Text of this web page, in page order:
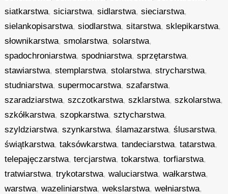
siatkarstwa,siciarstwa,sidlarstwa,sieciarstwa,
sielankopisarstwa,siodlarstwa,sitarstwa,sklepikarstwa,
słownikarstwa,smolarstwa,solarstwa,
spadochroniarstwa,spodniarstwa,sprzętarstwa,
stawiarstwa,stemplarstwa,stolarstwa,strycharstwa,
studniarstwa,supermocarstwa,szafarstwa,
szaradziarstwa,szczotkarstwa,szklarstwa,szkolarstwa,
szkółkarstwa,szopkarstwa,sztycharstwa,
szyldziarstwa,szynkarstwa,ślamazarstwa,ślusarstwa,
świątkarstwa,taksówkarstwa,tandeciarstwa,tatarstwa,
telepajęczarstwa,tercjarstwa,tokarstwa,torfiarstwa,
tratwiarstwa,trykotarstwa,waluciarstwa,wałkarstwa,
warstwa,wazeliniarstwa,wekslarstwa,wełniarstwa,